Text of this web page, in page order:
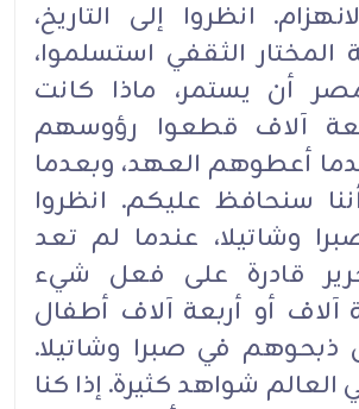
انظروا إلى التاريخ،
المختار الثقفي استسلموا،
أن يستمر، ماذا كانت
آلاف قطعوا رؤوسهم
أعطوهم العهد، وبعدما
سنحافظ عليكم. انظروا
وشاتيلا، عندما لم تعد
قادرة على فعل شيء
آلاف أو أربعة آلاف أطفال
ذبحوهم في صبرا وشاتيلا.
شواهد كثيرة. إذا كنا